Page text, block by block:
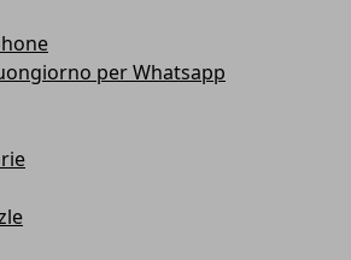
per Whatsapp